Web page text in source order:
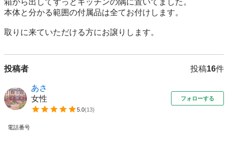
箱から出してずっとキッチンの隅に置いてました。
本体と分かる範囲の付属品は全てお付けします。
取りに来ていただける方にお譲りします。
投稿者 投稿16件
あさ
女性
5.0(13)
フォローする
電話番号